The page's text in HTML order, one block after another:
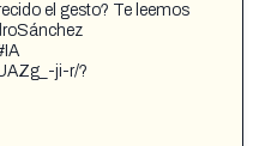
el gesto? Te leemos
ji-r/?